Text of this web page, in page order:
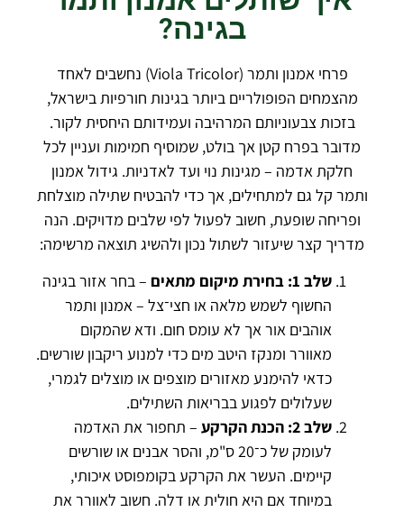
בגינה?
פרחי אמנון ותמר (Viola Tricolor) נחשבים לאחד
מהצמחים הפופולריים ביותר בגינות חורפיות בישראל,
בזכות צבעוניותם המרהיבה ועמידותם היחסית לקור.
מדובר בפרח קטן אך בולט, שמוסיף חמימות ועניין לכל
חלקת אדמה – מגינות נוי ועד לאדניות. גידול אמנון
ותמר קל גם למתחילים, אך כדי להבטיח שתילה מוצלחת
ופריחה שופעת, חשוב לפעול לפי שלבים מדויקים. הנה
מדריך קצר שיעזור לשתול נכון ולהשיג תוצאה מרשימה:
שלב 1: בחירת מיקום מתאים
– בחר אזור בגינה
החשוף לשמש מלאה או חצי־צל – אמנון ותמר
אוהבים אור אך לא עומס חום. ודא שהמקום
מאוורר ומנקז היטב מים כדי למנוע ריקבון שורשים.
כדאי להימנע מאזורים מוצפים או מוצלים לגמרי,
שעלולים לפגוע בבריאות השתילים.
שלב 2: הכנת הקרקע
– תחפור את האדמה
לעומק של כ־20 ס"מ, והסר אבנים או שורשים
קיימים. העשר את הקרקע בקומפוסט איכותי,
במיוחד אם היא חולית או דלה. חשוב לאוורר את